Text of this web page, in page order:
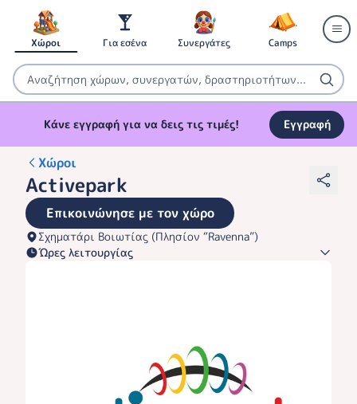
Χώροι Για εσένα Συνεργάτες Camps
Κάνε εγγραφή για να δεις τις τιμές! Εγγραφή
Χώροι
Activepark
Επικοινώνησε με τον χώρο
Σχηματάρι Βοιωτίας (Πλησίον “Ravenna”)
Ώρες λειτουργίας